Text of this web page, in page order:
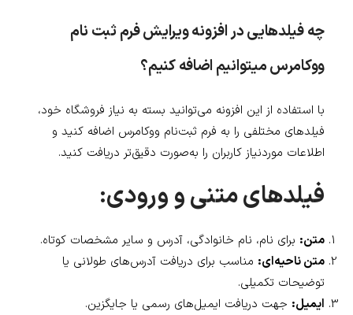
چه فیلدهایی در افزونه ویرایش فرم ثبت نام
ووکامرس میتوانیم اضافه کنیم؟
با استفاده از این افزونه می‌توانید بسته به نیاز فروشگاه خود،
فیلدهای مختلفی را به فرم ثبت‌نام ووکامرس اضافه کنید و
اطلاعات موردنیاز کاربران را به‌صورت دقیق‌تر دریافت کنید.
فیلدهای متنی و ورودی:
متن: برای نام، نام خانوادگی، آدرس و سایر مشخصات کوتاه.
متن ناحیه‌ای: مناسب برای دریافت آدرس‌های طولانی یا
توضیحات تکمیلی.
ایمیل: جهت دریافت ایمیل‌های رسمی یا جایگزین.